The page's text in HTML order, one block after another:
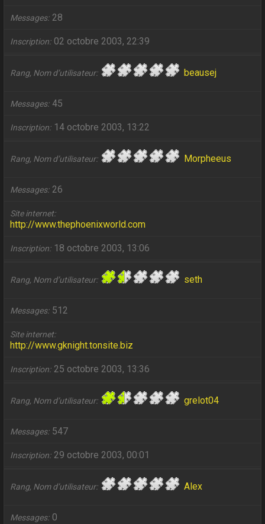
Messages 28
Inscription 02 octobre 2003, 22:39
Rang, Nom d’utilisateur beausej
Messages 45
Inscription 14 octobre 2003, 13:22
Rang, Nom d’utilisateur Morpheeus
Messages 26
Site internet
http://www.thephoenixworld.com
Inscription 18 octobre 2003, 13:06
Rang, Nom d’utilisateur seth
Messages 512
Site internet
http://www.gknight.tonsite.biz
Inscription 25 octobre 2003, 13:36
Rang, Nom d’utilisateur grelot04
Messages 547
Inscription 29 octobre 2003, 00:01
Rang, Nom d’utilisateur Alex
Messages 0